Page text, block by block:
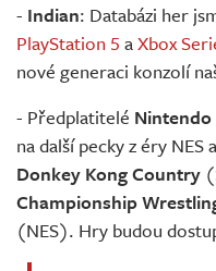
- Indian: Databázi her
PlayStation 5 aXbox
nové generaci konzolí
- Předplatitelé
na další pecky z éry
Donkey Kong Country
Championship
(NES). Hry budou